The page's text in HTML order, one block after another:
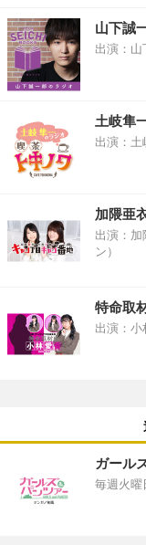
山下誠
出演：山
土岐隼
出演：土
加隈亜
出演：加
ン）
特命取
出演：小
ガール
毎週火曜